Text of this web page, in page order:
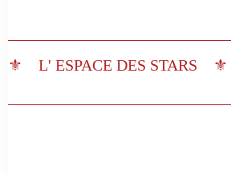
⚜️ L' ESPACE DES STARS ⚜️